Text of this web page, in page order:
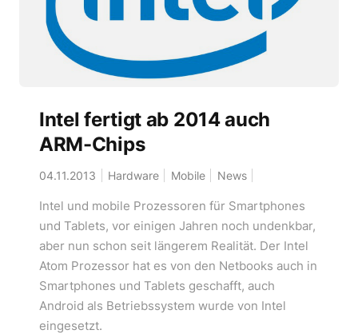
Intel fertigt ab 2014 auch
ARM-Chips
04.11.2013 Hardware Mobile News
Intel und mobile Prozessoren für Smartphones
und Tablets, vor einigen Jahren noch undenkbar,
aber nun schon seit längerem Realität. Der Intel
Atom Prozessor hat es von den Netbooks auch in
Smartphones und Tablets geschafft, auch
Android als Betriebssystem wurde von Intel
eingesetzt.